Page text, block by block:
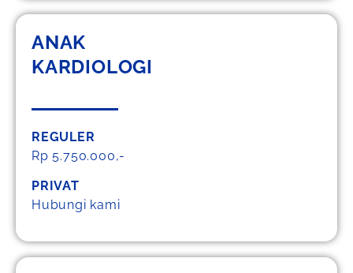
ANAK
KARDIOLOGI
REGULER
Rp 5.750.000,-
PRIVAT
Hubungi kami